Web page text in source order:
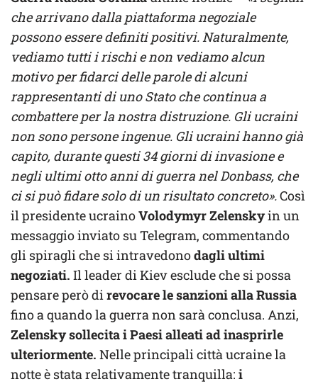
che arrivano dalla piattaforma negoziale
possono essere definiti positivi. Naturalmente,
vediamo tutti i rischi e non vediamo alcun
motivo per fidarci delle parole di alcuni
rappresentanti di uno Stato che continua a
combattere per la nostra distruzione. Gli ucraini
non sono persone ingenue. Gli ucraini hanno già
capito, durante questi 34 giorni di invasione e
negli ultimi otto anni di guerra nel Donbass, che
ci si può fidare solo di un risultato concreto».Così
il presidente ucrainoVolodymyr Zelenskyin un
messaggio inviato su Telegram, commentando
gli spiragli che si intravedonodagli ultimi
negoziati. Il leader di Kiev esclude che si possa
pensare però direvocare le sanzioni alla Russia
fino a quando la guerra non sarà conclusa. Anzi,
Zelensky sollecita i Paesi alleati ad inasprirle
ulteriormente. Nelle principali città ucraine la
notte è stata relativamente tranquilla: i